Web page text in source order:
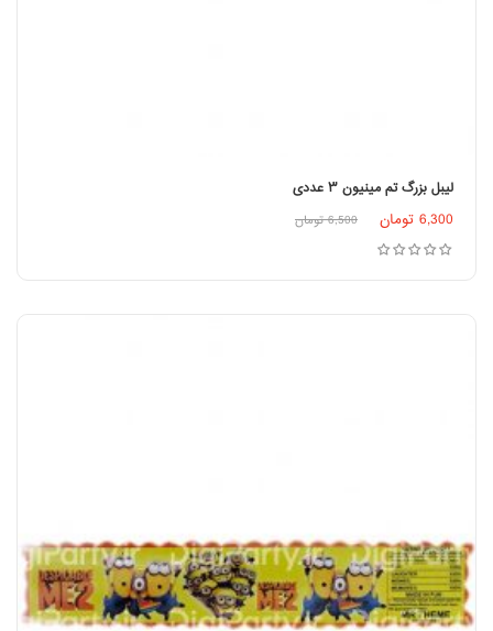
لیبل بزرگ تم مینیون ۳ عددی
6,300 تومان 6,500 تومان